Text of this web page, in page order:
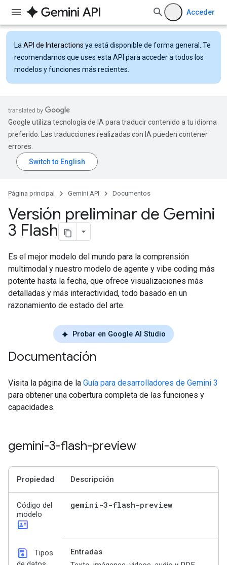
Acceder
La API de Interactions ya está disponible de forma general. Te
recomendamos que uses esta API para acceder a todos los
modelos y funciones más recientes.
Google utiliza tecnología de IA para traducir contenido a tu idioma
preferido. Las traducciones realizadas con IA pueden contener
errores.
Página principal Gemini API Documentos
Versión preliminar de Gemini
3 Flash
Es el mejor modelo del mundo para la comprensión
multimodal y nuestro modelo de agente y vibe coding más
potente hasta la fecha, que ofrece visualizaciones más
detalladas y más interactividad, todo basado en un
razonamiento de estado del arte.
Probar en Google AI Studio
Documentación
Visita la página de la Guía para desarrolladores de Gemini 3
para obtener una cobertura completa de las funciones y
capacidades.
gemini-3-flash-preview
Propiedad Descripción
Código del
modelo
id_card
gemini-3-flash-preview
save
Tipos
Entradas